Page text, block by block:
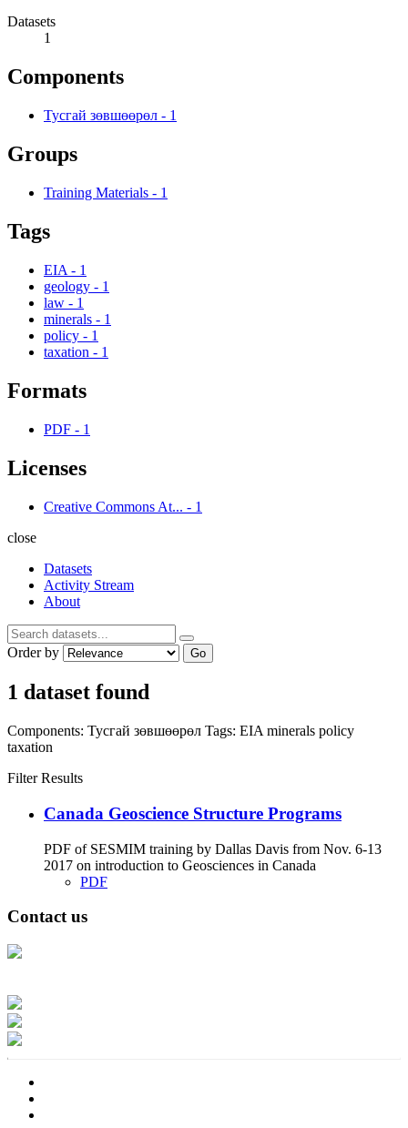
Datasets
1
Components
Тусгай зөвшөөрөл - 1
Groups
Training Materials - 1
Tags
EIA - 1
geology - 1
law - 1
minerals - 1
policy - 1
taxation - 1
Formats
PDF - 1
Licenses
Creative Commons At... - 1
close
Datasets
Activity Stream
About
Order by Go
1 dataset found
Components: Тусгай зөвшөөрөл Tags: EIA minerals policy
taxation
Filter Results
Canada Geoscience Structure Programs
PDF of SESMIM training by Dallas Davis from Nov. 6-13
2017 on introduction to Geosciences in Canada
PDF
Contact us